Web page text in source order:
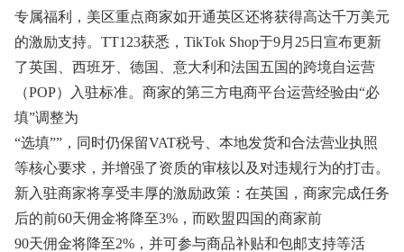
专属福利，美区重点商家如开通英区还将获得高达千万美元
的激励支持。TT123获悉，TikTok Shop于9月25日宣布更新
了英国、西班牙、德国、意大利和法国五国的跨境自运营
（POP）入驻标准。商家的第三方电商平台运营经验由“必
填”调整为
“选填””，同时仍保留VAT税号、本地发货和合法营业执照
等核心要求，并增强了资质的审核以及对违规行为的打击。
新入驻商家将享受丰厚的激励政策：在英国，商家完成任务
后的前60天佣金将降至3%，而欧盟四国的商家前
90天佣金将降至2%，并可参与商品补贴和包邮支持等活